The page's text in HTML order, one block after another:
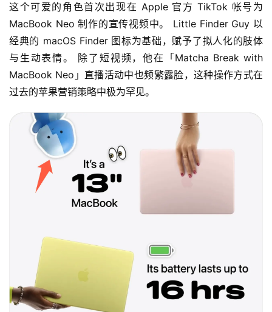
这个可爱的角色首次出现在 Apple 官方 TikTok 帐号为
MacBook Neo 制作的宣传视频中。 Little Finder Guy 以
经典的 macOS Finder 图标为基础，赋予了拟人化的肢体
与生动表情。 除了短视频，他在「Matcha Break with
MacBook Neo」直播活动中也频繁露脸，这种操作方式在
过去的苹果营销策略中极为罕见。